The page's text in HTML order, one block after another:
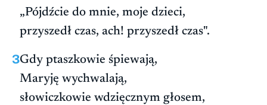
„Pójdźcie do mnie, moje dzieci,
przyszedł czas, ach! przyszedł czas".
3Gdy ptaszkowie śpiewają,
Maryję wychwalają,
słowiczkowie wdzięcznym głosem,